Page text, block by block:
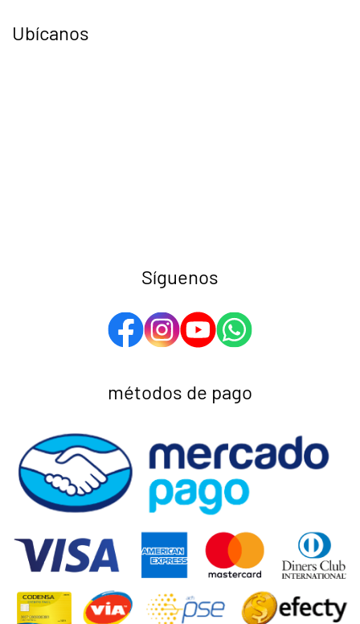
Ubícanos
Síguenos
métodos de pago